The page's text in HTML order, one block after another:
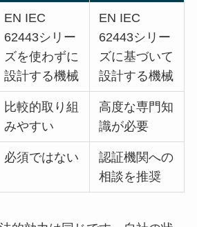
EN IEC
62443シリー
ズを使わずに
設計する機械
EN IEC
62443シリー
ズに基づいて
設計する機械
比較的取り組
みやすい
高度な専門知
識が必要
必須ではない
認証機関への
相談を推奨